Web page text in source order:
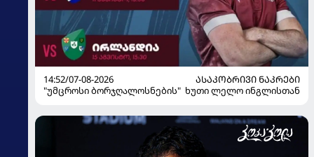
14:52/07-08-2026
ᲐᲡᲐᲙᲝᲑᲠᲘᲕᲘ ᲜᲐᲙᲠᲔᲑᲘ
"უმცროსი ბორჯღალოსნების" ხუთი ლელო ინგლისთან